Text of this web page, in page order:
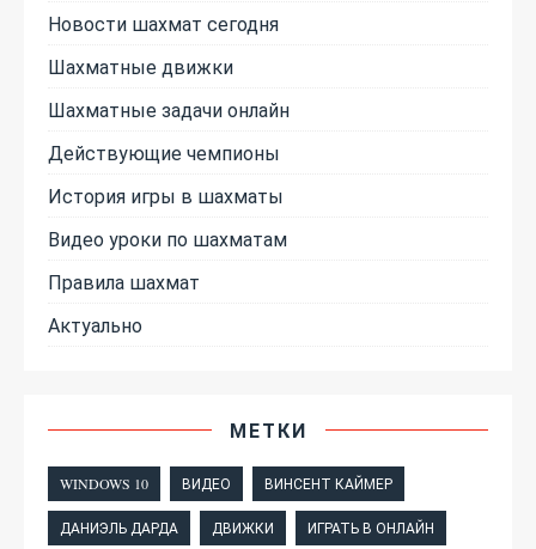
Новости шахмат сегодня
Шахматные движки
Шахматные задачи онлайн
Действующие чемпионы
История игры в шахматы
Видео уроки по шахматам
Правила шахмат
Актуально
МЕТКИ
WINDOWS 10 ВИДЕО ВИНСЕНТ КАЙМЕР
ДАНИЭЛЬ ДАРДА ДВИЖКИ ИГРАТЬ В ОНЛАЙН